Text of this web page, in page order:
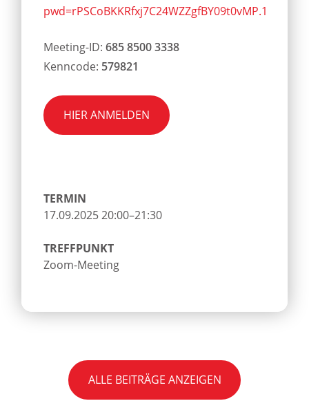
pwd=rPSCoBKKRfxj7C24WZZgfBY09t0vMP.1
Meeting-ID:685 8500 3338
Kenncode: 579821
HIER ANMELDEN
TERMIN
17.09.2025 20:00–21:30
TREFFPUNKT
Zoom-Meeting
ALLE BEITRÄGE ANZEIGEN